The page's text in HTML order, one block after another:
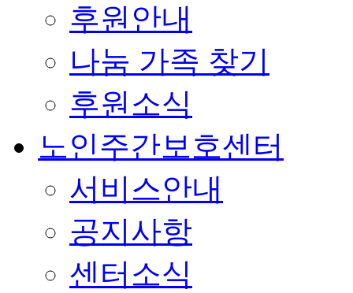
후원안내
나눔 가족 찾기
후원소식
노인주간보호센터
서비스안내
공지사항
센터소식